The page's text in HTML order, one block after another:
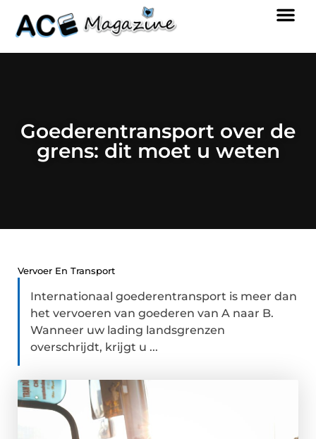
Goederentransport over de
grens: dit moet u weten
Vervoer En Transport
Internationaal goederentransport is meer dan
het vervoeren van goederen van A naar B.
Wanneer uw lading landsgrenzen
overschrijdt, krijgt u ...